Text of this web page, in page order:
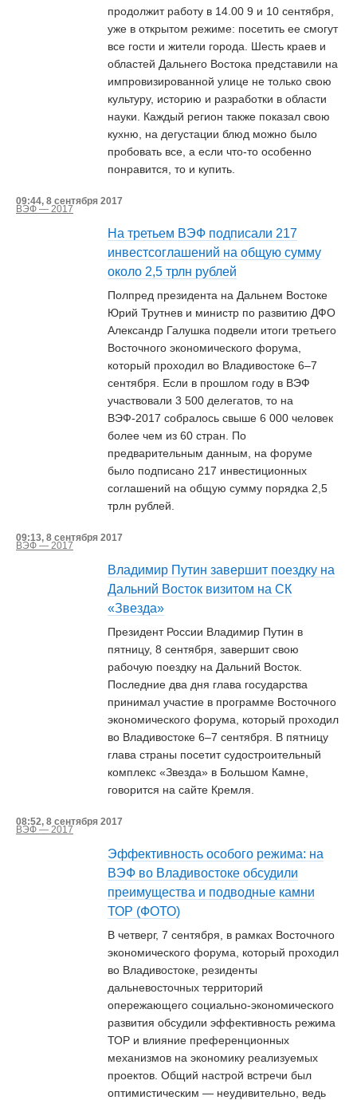
продолжит работу в 14.00 9 и 10 сентября,
уже в открытом режиме: посетить ее смогут
все гости и жители города. Шесть краев и
областей Дальнего Востока представили на
импровизированной улице не только свою
культуру, историю и разработки в области
науки. Каждый регион также показал свою
кухню, на дегустации блюд можно было
пробовать все, а если что-то особенно
понравится, то и купить.
09:44, 8 сентября 2017
ВЭФ — 2017
На третьем ВЭФ подписали 217
инвестсоглашений на общую сумму
около 2,5 трлн рублей
Полпред президента на Дальнем Востоке
Юрий Трутнев и министр по развитию ДФО
Александр Галушка подвели итоги третьего
Восточного экономического форума,
который проходил во Владивостоке 6–7
сентября. Если в прошлом году в ВЭФ
участвовали 3 500 делегатов, то на
ВЭФ-2017 собралось свыше 6 000 человек
более чем из 60 стран. По
предварительным данным, на форуме
было подписано 217 инвестиционных
соглашений на общую сумму порядка 2,5
трлн рублей.
09:13, 8 сентября 2017
ВЭФ — 2017
Владимир Путин завершит поездку на
Дальний Восток визитом на СК
«Звезда»
Президент России Владимир Путин в
пятницу, 8 сентября, завершит свою
рабочую поездку на Дальний Восток.
Последние два дня глава государства
принимал участие в программе Восточного
экономического форума, который проходил
во Владивостоке 6–7 сентября. В пятницу
глава страны посетит судостроительный
комплекс «Звезда» в Большом Камне,
говорится на сайте Кремля.
08:52, 8 сентября 2017
ВЭФ — 2017
Эффективность особого режима: на
ВЭФ во Владивостоке обсудили
преимущества и подводные камни
ТОР (ФОТО)
В четверг, 7 сентября, в рамках Восточного
экономического форума, который проходил
во Владивостоке, резиденты
дальневосточных территорий
опережающего социально-экономического
развития обсудили эффективность режима
ТОР и влияние преференционных
механизмов на экономику реализуемых
проектов. Общий настрой встречи был
оптимистическим — неудивительно, ведь